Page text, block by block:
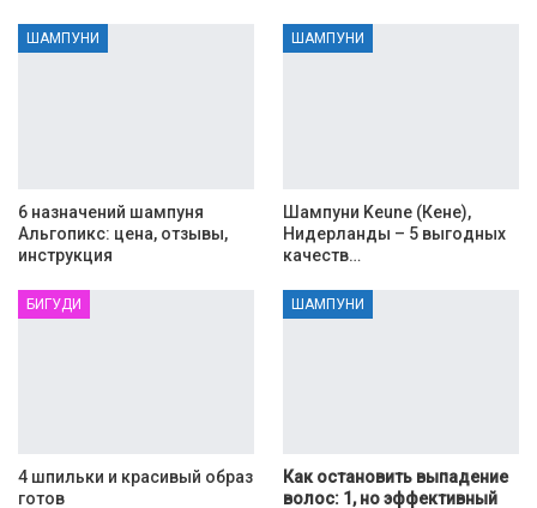
ШАМПУНИ
6 назначений шампуня
Альгопикс: цена, отзывы,
инструкция
ШАМПУНИ
Шампуни Keune (Кене),
Нидерланды – 5 выгодных
качеств…
БИГУДИ
4 шпильки и красивый образ
готов
ШАМПУНИ
Как остановить выпадение
волос: 1, но эффективный